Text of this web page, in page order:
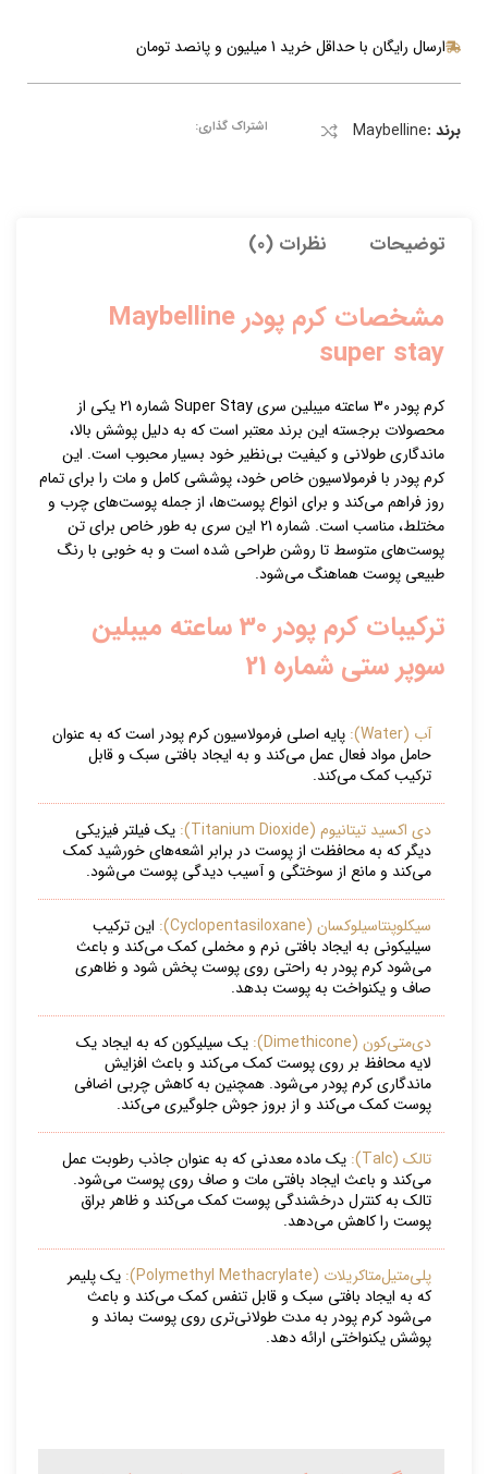
ارسال رایگان با حداقل خرید 1 میلیون و پانصد تومان
برند :Maybelline اشتراک گذاری:
توضیحات نظرات (0)
مشخصات کرم پودر Maybelline
super stay
کرم پودر 30 ساعته میبلین سری Super Stay شماره 21 یکی از
محصولات برجسته این برند معتبر است که به دلیل پوشش بالا،
ماندگاری طولانی و کیفیت بی‌نظیر خود بسیار محبوب است. این
کرم پودر با فرمولاسیون خاص خود، پوششی کامل و مات را برای تمام
روز فراهم می‌کند و برای انواع پوست‌ها، از جمله پوست‌های چرب و
مختلط، مناسب است. شماره 21 این سری به طور خاص برای تن
پوست‌های متوسط تا روشن طراحی شده است و به خوبی با رنگ
طبیعی پوست هماهنگ می‌شود.
ترکیبات کرم پودر 30 ساعته میبلین
سوپر ستی شماره 21
آب (Water):
پایه اصلی فرمولاسیون کرم پودر است که به عنوان
حامل مواد فعال عمل می‌کند و به ایجاد بافتی سبک و قابل
ترکیب کمک می‌کند.
دی اکسید تیتانیوم (Titanium Dioxide):
یک فیلتر فیزیکی
دیگر که به محافظت از پوست در برابر اشعه‌های خورشید کمک
می‌کند و مانع از سوختگی و آسیب دیدگی پوست می‌شود.
سیکلوپنتاسیلوکسان (Cyclopentasiloxane):
این ترکیب
سیلیکونی به ایجاد بافتی نرم و مخملی کمک می‌کند و باعث
می‌شود کرم پودر به راحتی روی پوست پخش شود و ظاهری
صاف و یکنواخت به پوست بدهد.
دی‌متی‌کون (Dimethicone):
یک سیلیکون که به ایجاد یک
لایه محافظ بر روی پوست کمک می‌کند و باعث افزایش
ماندگاری کرم پودر می‌شود. همچنین به کاهش چربی اضافی
پوست کمک می‌کند و از بروز جوش جلوگیری می‌کند.
تالک (Talc):
یک ماده معدنی که به عنوان جاذب رطوبت عمل
می‌کند و باعث ایجاد بافتی مات و صاف روی پوست می‌شود.
تالک به کنترل درخشندگی پوست کمک می‌کند و ظاهر براق
پوست را کاهش می‌دهد.
پلی‌متیل‌متاکریلات (Polymethyl Methacrylate):
یک پلیمر
که به ایجاد بافتی سبک و قابل تنفس کمک می‌کند و باعث
می‌شود کرم پودر به مدت طولانی‌تری روی پوست بماند و
پوشش یکنواختی ارائه دهد.